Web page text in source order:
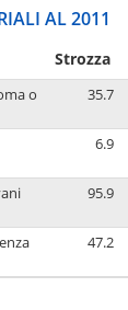
AL 2011
Strozza
o
35.7
6.9
95.9
47.2